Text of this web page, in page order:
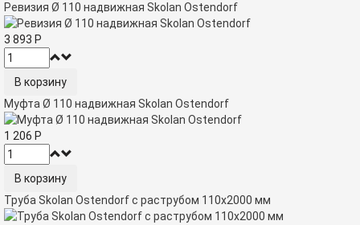
Ревизия Ø 110 надвижная Skolan Ostendorf
3 893 Р
Муфта Ø 110 надвижная Skolan Ostendorf
1 206 Р
Труба Skolan Ostendorf с раструбом 110х2000 мм